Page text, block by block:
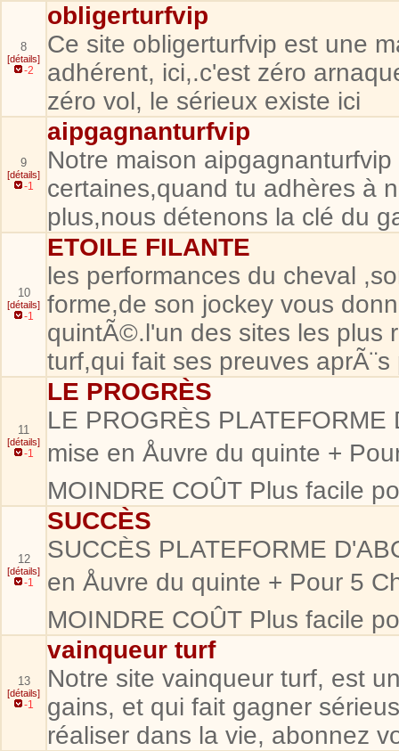
8
[détails]
-2
obligerturfvip
Ce site obligerturfvip est une
adhérent, ici,.c'est zéro
zéro vol, le sérieux existe ici
9
[détails]
-1
aipgagnanturfvip
Notre maison
certaines,quand tu adhères à
plus,nous détenons la clé du
10
[détails]
-1
ETOILE FILANTE
les performances du cheval
forme,de son jockey vous
quintÃ©.l'un des sites les plus
turf,qui fait ses preuves
11
[détails]
-1
LE PROGRÈS
LE PROGRÈS
mise en Åuvre du quinte +
MOINDRE COÛT Plus facile
12
[détails]
-1
SUCCÈS
SUCCÈS PLATEFORME
en Åuvre du quinte + Pour 5
MOINDRE COÛT Plus facile
13
[détails]
-1
vainqueur turf
Notre site vainqueur turf, est
gains, et qui fait gagner
réaliser dans la vie, abonnez